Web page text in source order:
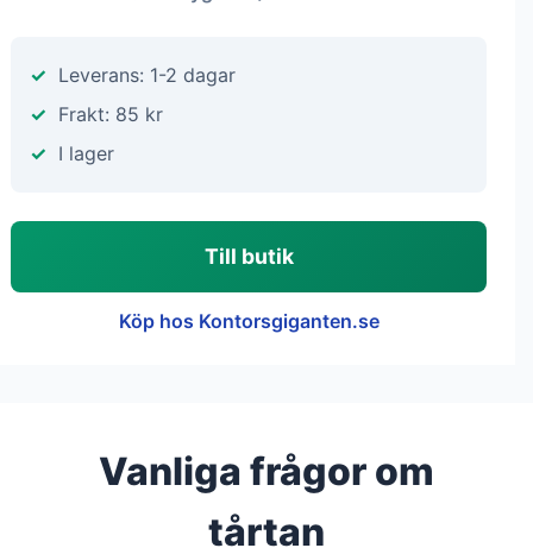
Leverans: 1-2 dagar
Frakt: 85 kr
I lager
Till butik
Köp hos Kontorsgiganten.se
Vanliga frågor om
tårtan